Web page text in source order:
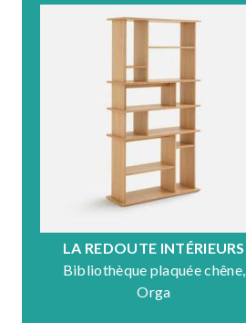
LA REDOUTE INTÉRIEURS
Bibliothèque plaquée chêne,
Orga